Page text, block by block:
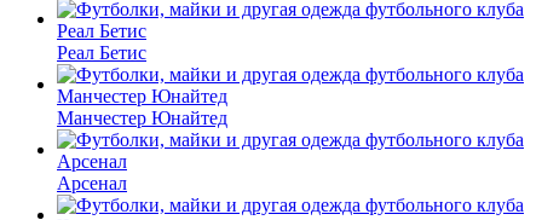
Реал Бетис
Манчестер Юнайтед
Арсенал